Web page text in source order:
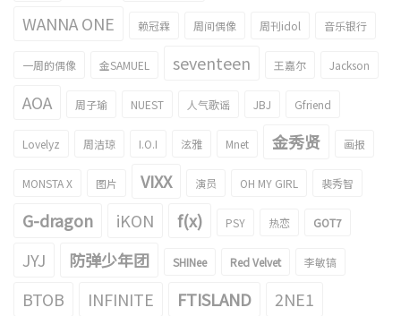
WANNA ONE 赖冠霖 周间偶像 周刊idol 音乐银行
一周的偶像 金SAMUEL seventeen 王嘉尔 Jackson
AOA 周子瑜 NUEST 人气歌谣 JBJ Gfriend
Lovelyz 周洁琼 I.O.I 泫雅 Mnet 金秀贤 画报
MONSTA X 图片 VIXX 演员 OH MY GIRL 裴秀智
G-dragon iKON f(x) PSY 热恋 GOT7
JYJ 防弹少年团 SHINee Red Velvet 李敏镐
BTOB INFINITE FTISLAND
2NE1